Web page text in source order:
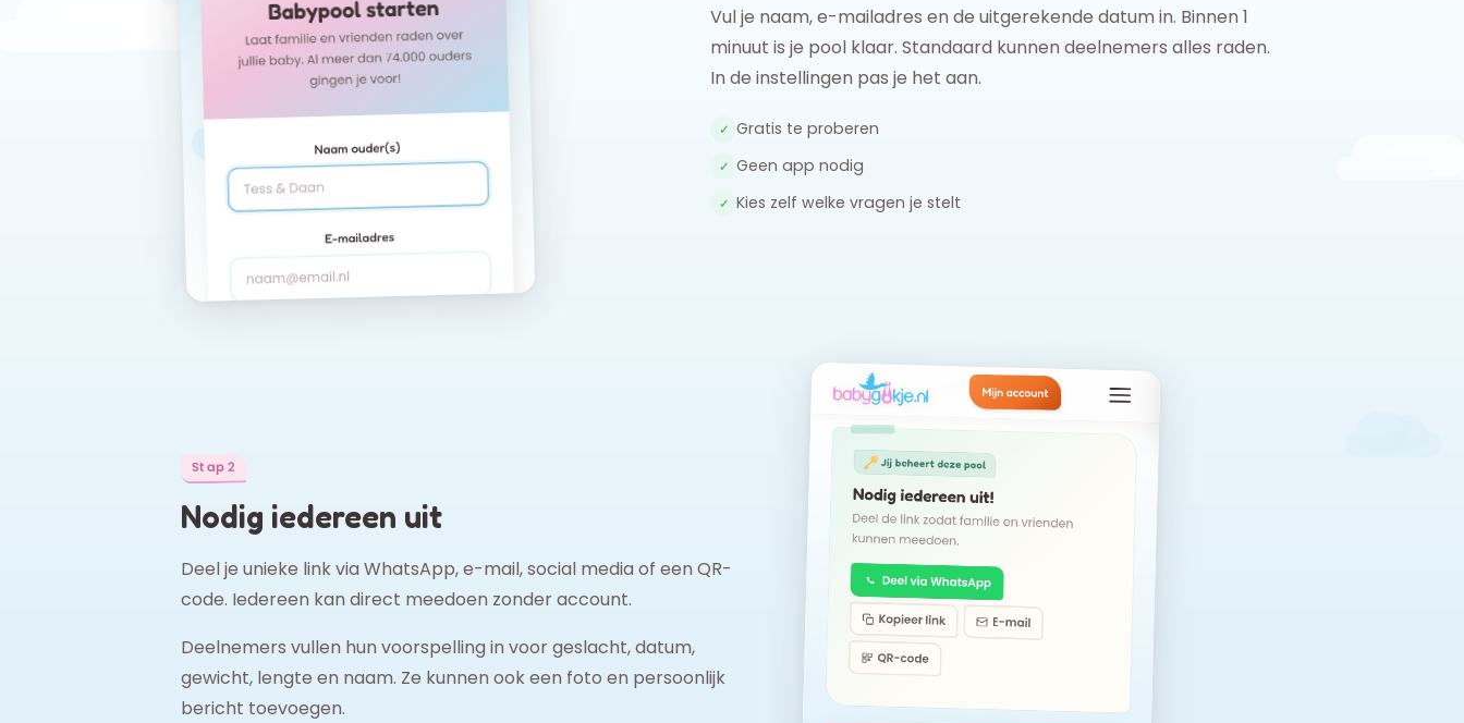
Vul je naam, e-mailadres en de uitgerekende datum in. Binnen 1
minuut is je pool klaar. Standaard kunnen deelnemers alles raden.
In de instellingen pas je het aan.
✓ Gratis te proberen
✓ Geen app nodig
✓ Kies zelf welke vragen je stelt
Stap 2
Nodig iedereen uit
Deel je unieke link via WhatsApp, e-mail, social media of een QR-
code. Iedereen kan direct meedoen zonder account.
Deelnemers vullen hun voorspelling in voor geslacht, datum,
gewicht, lengte en naam. Ze kunnen ook een foto en persoonlijk
bericht toevoegen.